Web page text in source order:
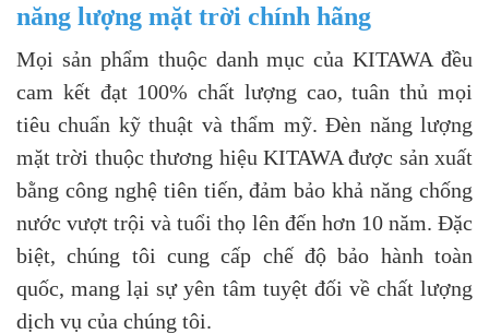
năng lượng mặt trời chính hãng
Mọi sản phẩm thuộc danh mục của KITAWA đều
cam kết đạt 100% chất lượng cao, tuân thủ mọi
tiêu chuẩn kỹ thuật và thẩm mỹ. Đèn năng lượng
mặt trời thuộc thương hiệu KITAWA được sản xuất
bằng công nghệ tiên tiến, đảm bảo khả năng chống
nước vượt trội và tuổi thọ lên đến hơn 10 năm. Đặc
biệt, chúng tôi cung cấp chế độ bảo hành toàn
quốc, mang lại sự yên tâm tuyệt đối về chất lượng
dịch vụ của chúng tôi.